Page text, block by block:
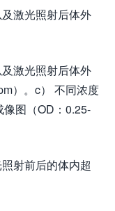
激光照射后体外
激光照射后体外
）。c） 不同浓度
图（OD：0.25-
射前后的体内超